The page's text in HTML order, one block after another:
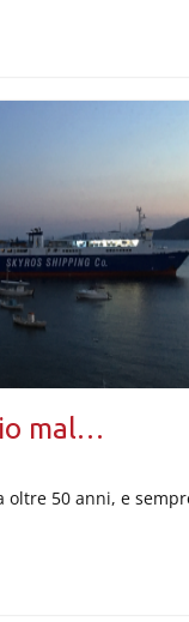
mal…
oltre 50 anni, e